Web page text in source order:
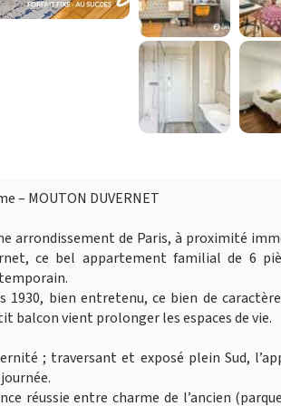
– MOUTON DUVERNET
arrondissement de Paris, à proximité
ce bel appartement familial de 6
1930, bien entretenu, ce bien de
balcon vient prolonger les espaces de vie.
; traversant et exposé plein Sud,
réussie entre charme de l’ancien